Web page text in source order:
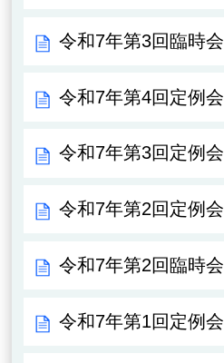
令和7年第3回臨時会
令和7年第4回定例会
令和7年第3回定例会
令和7年第2回定例会
令和7年第2回臨時会
令和7年第1回定例会